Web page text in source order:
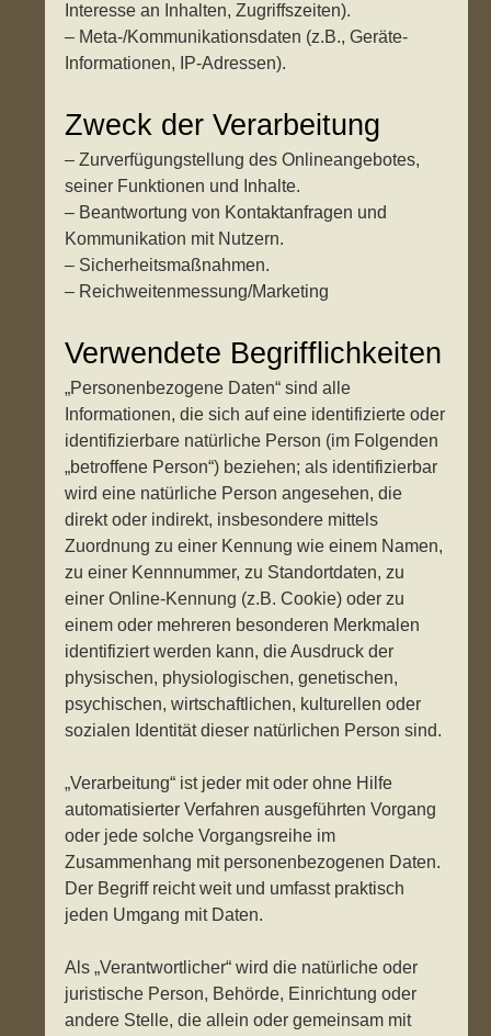
Interesse an Inhalten, Zugriffszeiten).
– Meta-/Kommunikationsdaten (z.B., Geräte-
Informationen, IP-Adressen).
Zweck der Verarbeitung
– Zurverfügungstellung des Onlineangebotes,
seiner Funktionen und Inhalte.
– Beantwortung von Kontaktanfragen und
Kommunikation mit Nutzern.
– Sicherheitsmaßnahmen.
– Reichweitenmessung/Marketing
Verwendete Begrifflichkeiten
„Personenbezogene Daten“ sind alle
Informationen, die sich auf eine identifizierte oder
identifizierbare natürliche Person (im Folgenden
„betroffene Person“) beziehen; als identifizierbar
wird eine natürliche Person angesehen, die
direkt oder indirekt, insbesondere mittels
Zuordnung zu einer Kennung wie einem Namen,
zu einer Kennnummer, zu Standortdaten, zu
einer Online-Kennung (z.B. Cookie) oder zu
einem oder mehreren besonderen Merkmalen
identifiziert werden kann, die Ausdruck der
physischen, physiologischen, genetischen,
psychischen, wirtschaftlichen, kulturellen oder
sozialen Identität dieser natürlichen Person sind.
„Verarbeitung“ ist jeder mit oder ohne Hilfe
automatisierter Verfahren ausgeführten Vorgang
oder jede solche Vorgangsreihe im
Zusammenhang mit personenbezogenen Daten.
Der Begriff reicht weit und umfasst praktisch
jeden Umgang mit Daten.
Als „Verantwortlicher“ wird die natürliche oder
juristische Person, Behörde, Einrichtung oder
andere Stelle, die allein oder gemeinsam mit